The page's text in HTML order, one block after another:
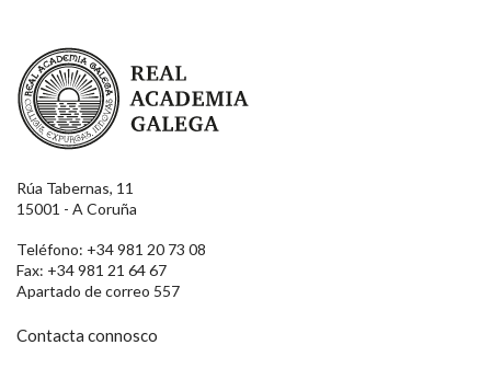
Real Academia Galega
Rúa Tabernas, 11
15001 - A Coruña
Teléfono: +34 981 20 73 08
Fax: +34 981 21 64 67
Apartado de correo 557
Contacta connosco